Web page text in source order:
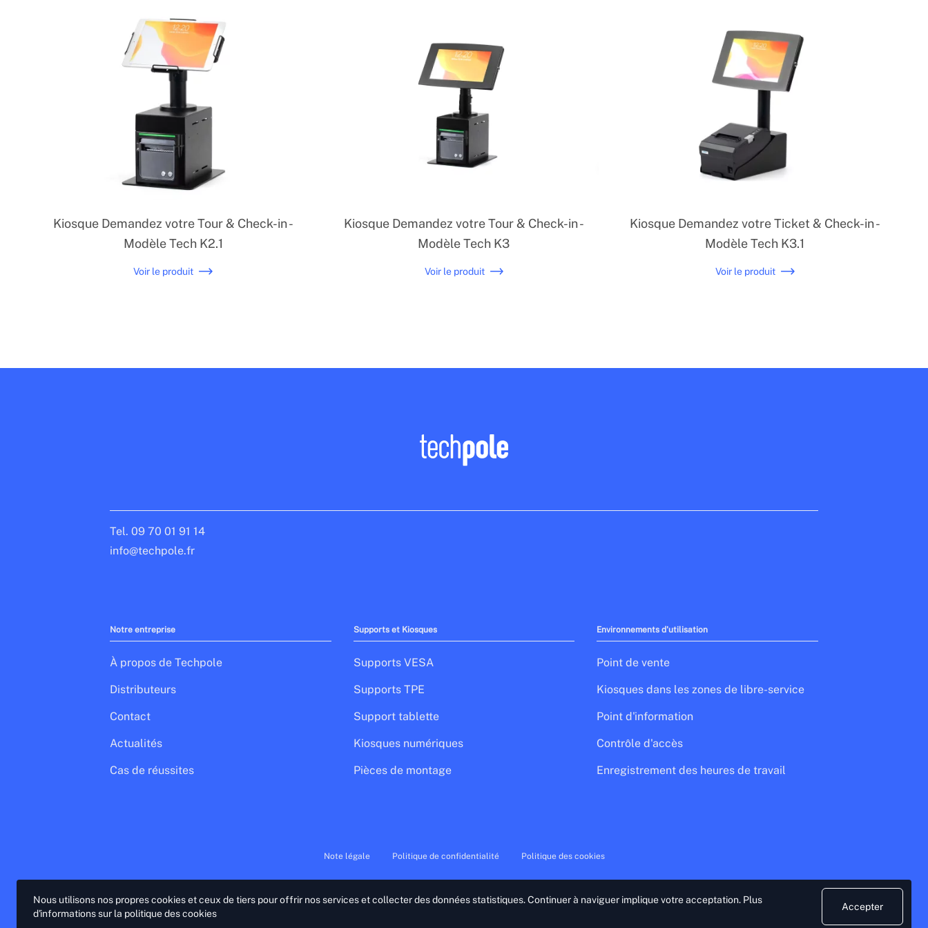
Nous utilisons nos propres cookies et ceux de tiers pour offrir nos services et collecter des données statistiques. Continuer à naviguer implique votre acceptation. Plus
d'informations sur la politique des cookies
Accepter
Kiosque Demandez votre Tour & Check-in -
Modèle Tech K2.1
Voir le produit
Kiosque Demandez votre Tour & Check-in -
Modèle Tech K3
Voir le produit
Kiosque Demandez votre Ticket & Check-in -
Modèle Tech K3.1
Voir le produit
Tel. 09 70 01 91 14
info@techpole.fr
Notre entreprise
À propos de Techpole
Distributeurs
Contact
Actualités
Cas de réussites
Supports et Kiosques
Supports VESA
Supports TPE
Support tablette
Kiosques numériques
Pièces de montage
Environnements d'utilisation
Point de vente
Kiosques dans les zones de libre-service
Point d'information
Contrôle d'accès
Enregistrement des heures de travail
Note légale Politique de confidentialité Politique des cookies